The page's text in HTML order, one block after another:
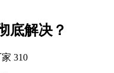
底解决？
310